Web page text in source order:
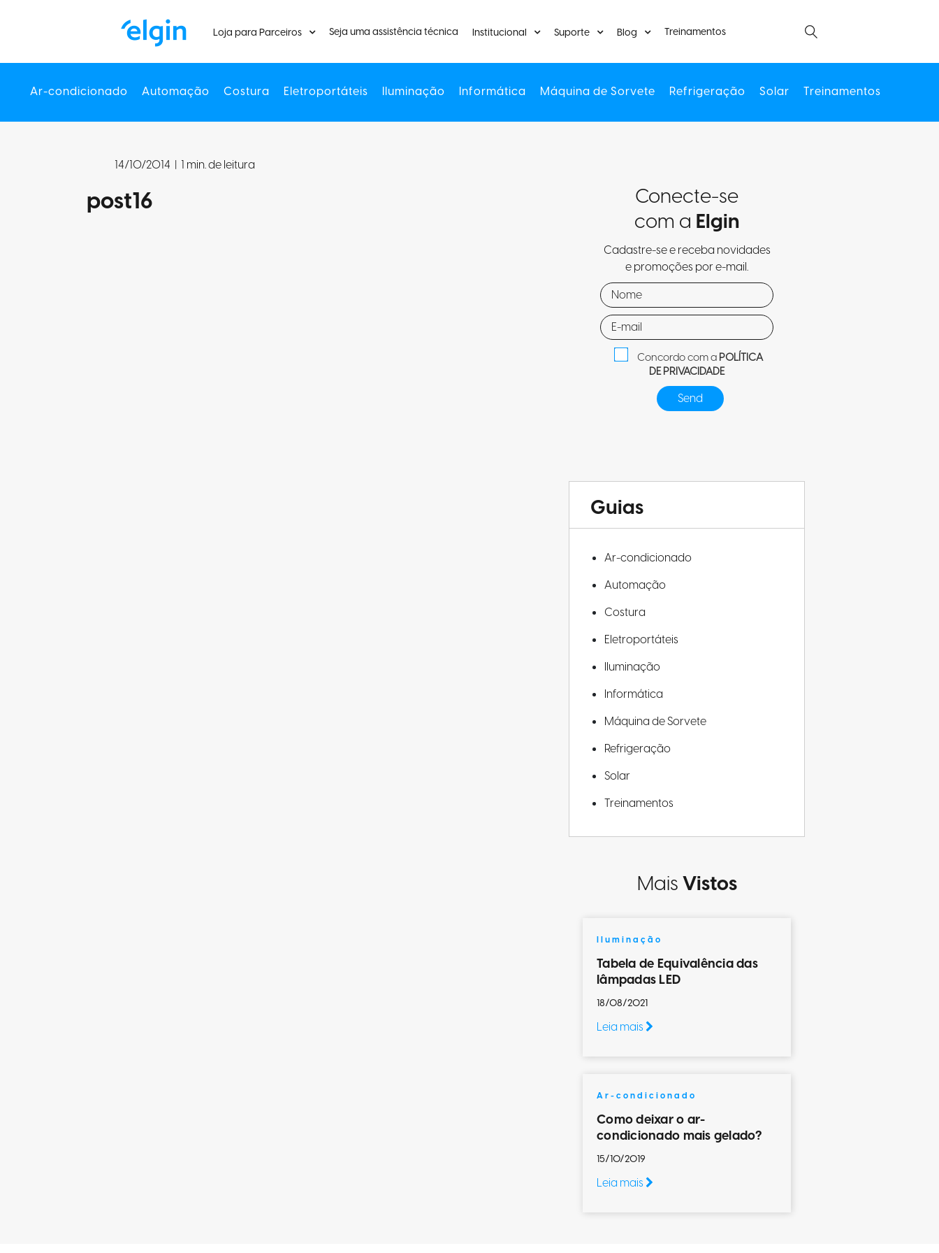
Loja para Parceiros Seja uma assistência técnica Institucional Suporte Blog Treinamentos
Ar-condicionado Automação Costura Eletroportáteis Iluminação Informática Máquina de Sorvete Refrigeração Solar Treinamentos
14/10/2014 | 1 min. de leitura
post16
Conecte-se
com a Elgin
Cadastre-se e receba novidades
e promoções por e-mail.
Concordo com aPOLÍTICA
DE PRIVACIDADE
Guias
Ar-condicionado
Automação
Costura
Eletroportáteis
Iluminação
Informática
Máquina de Sorvete
Refrigeração
Solar
Treinamentos
MaisVistos
Iluminação
Tabela de Equivalência das
lâmpadas LED
18/08/2021
Leia mais
Ar-condicionado
Como deixar o ar-
condicionado mais gelado?
15/10/2019
Leia mais